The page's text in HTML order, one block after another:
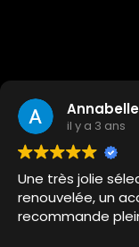
il y a 3 ans
Une très jolie
renouvelée, un
recommande